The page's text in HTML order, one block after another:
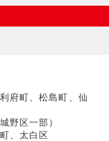
府町、松島町、仙
野区一部）
、太白区